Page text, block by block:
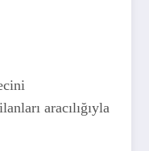
aracılığıyla